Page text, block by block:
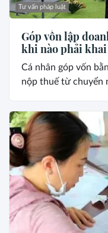
Tư vấn pháp luật
Góp vốn lập
khi nào phải
Cá nhân góp vốn
nộp thuế từ chuyển